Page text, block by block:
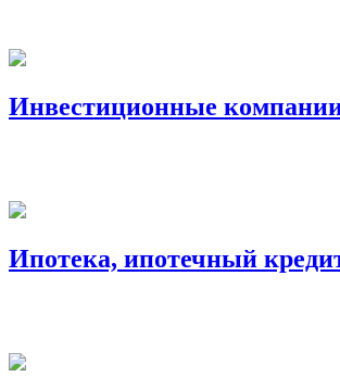
Инвестиционные
Ипотека, ипотечный